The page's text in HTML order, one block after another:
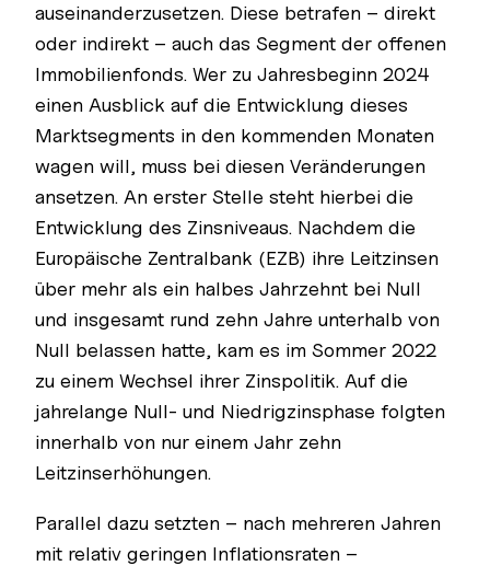
auseinanderzusetzen. Diese betrafen – direkt
oder indirekt – auch das Segment der offenen
Immobilienfonds. Wer zu Jahresbeginn 2024
einen Ausblick auf die Entwicklung dieses
Marktsegments in den kommenden Monaten
wagen will, muss bei diesen Veränderungen
ansetzen. An erster Stelle steht hierbei die
Entwicklung des Zinsniveaus. Nachdem die
Europäische Zentralbank (EZB) ihre Leitzinsen
über mehr als ein halbes Jahrzehnt bei Null
und insgesamt rund zehn Jahre unterhalb von
Null belassen hatte, kam es im Sommer 2022
zu einem Wechsel ihrer Zinspolitik. Auf die
jahrelange Null- und Niedrigzinsphase folgten
innerhalb von nur einem Jahr zehn
Leitzinserhöhungen.
Parallel dazu setzten – nach mehreren Jahren
mit relativ geringen Inflationsraten –